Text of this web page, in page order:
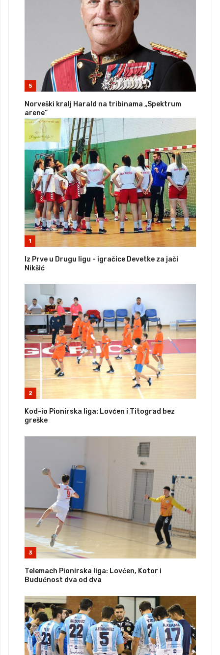
5
Norveški kralj Harald na tribinama „Spektrum
arene”
1
Iz Prve u Drugu ligu - igračice Devetke za jači
Nikšić
2
Kod-io Pionirska liga: Lovćen i Titograd bez
greške
3
Telemach Pionirska liga: Lovćen, Kotor i
Budućnost dva od dva